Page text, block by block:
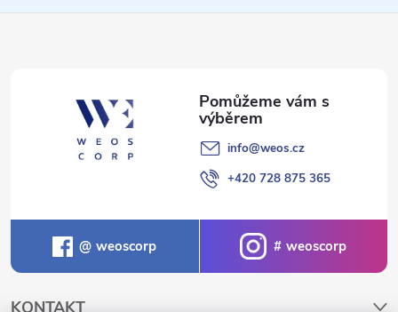
info@weos.cz
+420 728 875 365
weoscorp weoscorp
KONTAKT